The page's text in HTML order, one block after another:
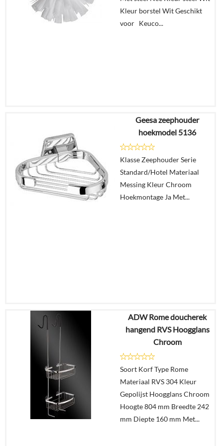
Kleur borstel Wit Geschikt
voor Keuco...
€17,42
In
winkelmand
Geesa zeephouder
hoekmodel 5136
Klasse Zeephouder Serie
Standard/Hotel Materiaal
Messing Kleur Chroom
Hoekmontage Ja Met...
€65,00
€49,02
In
winkelmand
ADW Rome doucherek
hangend RVS Hoogglans
Chroom
Soort Korf Type Rome
Materiaal RVS 304 Kleur
Gepolijst Hoogglans Chroom
Hoogte 804 mm Breedte 242
mm Diepte 160 mm Met...